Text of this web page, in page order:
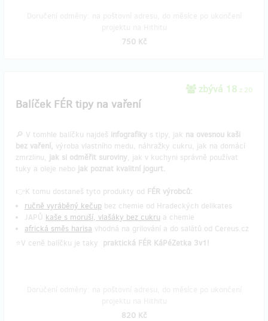
750 Kč
zbývá 18 z 20
Balíček FÉR tipy na vaření
🔎 V tomhle balíčku najdeš infografiky s tipy, jak na ovesnou kaši
bez vaření, výroba vlastního medu, náhražky cukru, jak na domácí
zmrzlinu, jak si odměřit suroviny, jak v kuchyni správně používat
tuky a oleje nebo jak poznat kvalitní jogurt.
👉K tomu dostaneš tyto produkty od FÉR výrobců:
ručně vyráběný kečup bez chemie od Hradeckých delikates
JAPŮ kaše s moruší, vlašáky bez cukru a chemie
africká směs harisa vhodná na grilování a do salátů od Cereus.cz
⭐V ceně balíčku je taky praktická FÉR KáPéZetka 3v1!
820 Kč